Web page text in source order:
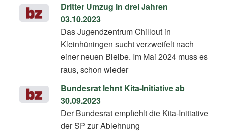
Dritter Umzug in drei Jahren
03.10.2023
Das Jugendzentrum Chillout in
Kleinhüningen sucht verzweifelt nach
einer neuen Bleibe. Im Mai 2024 muss es
raus, schon wieder
Bundesrat lehnt Kita-Initiative ab
30.09.2023
Der Bundesrat empfiehlt die Kita-Initiative
der SP zur Ablehnung